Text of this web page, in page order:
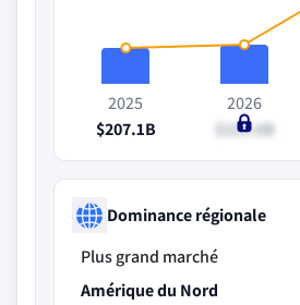
2025
$207.1B
2026
$229.6B
Dominance régionale
Plus grand marché
Amérique du Nord